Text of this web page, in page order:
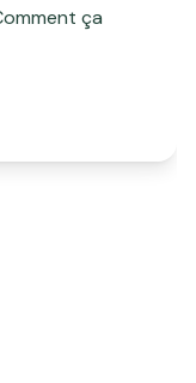
ça